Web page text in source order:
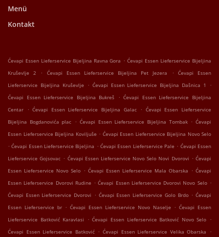
Menü
Kontakt
Ćevapi Essen Lieferservice Bijeljina Ravna Gora . Ćevapi Essen Lieferservice Bijeljina
Kruševlje 2
. Ćevapi Essen Lieferservice Bijeljina Pet Jezera .
Ćevapi Essen
Lieferservice Bijeljina Kruševlje
. Ćevapi Essen Lieferservice Bijeljina Dašnica 1
.
Ćevapi Essen Lieferservice Bijeljina Bukreš
. Ćevapi Essen Lieferservice Bijeljina
Centar
. Ćevapi Essen Lieferservice Bijeljina Galac . Ćevapi Essen Lieferservice
Bijeljina Bogdanovića plac . Ćevapi Essen Lieferservice Bijeljina Tombak . Ćevapi
Essen Lieferservice Bijeljina Koviljuše . Ćevapi Essen Lieferservice Bijeljina Novo Selo
. Ćevapi Essen Lieferservice Bijeljina . Ćevapi Essen Lieferservice Pale . Ćevapi Essen
Lieferservice Gojsovac . Ćevapi Essen Lieferservice Novo Selo Novi Dvorovi . Ćevapi
Essen Lieferservice Novo Selo . Ćevapi Essen Lieferservice Mala Obarska . Ćevapi
Essen Lieferservice Dvorovi Rudine . Ćevapi Essen Lieferservice Dvorovi Novo Selo .
Ćevapi Essen Lieferservice Dvorovi . Ćevapi Essen Lieferservice Golo Brdo . Ćevapi
Essen Lieferservice br . Ćevapi Essen Lieferservice Novo Naselje . Ćevapi Essen
Lieferservice Batković Karavlasi
. Ćevapi Essen Lieferservice Batković Novo Selo .
Ćevapi Essen Lieferservice Batković . Ćevapi Essen Lieferservice Velika Obarska .